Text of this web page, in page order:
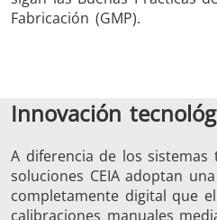
Fabricación (GMP).
Innovación
A diferencia de los sistemas
soluciones CEIA adoptan
completamente digital que
calibraciones manuales